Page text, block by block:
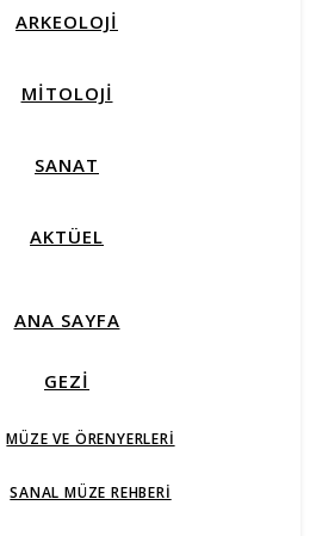
ARKEOLOJİ
MİTOLOJİ
SANAT
AKTÜEL
ANA SAYFA
GEZİ
MÜZE VE ÖRENYERLERI
SANAL MÜZE REHBERI